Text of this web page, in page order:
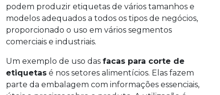
podem produzir etiquetas de vários tamanhos e
modelos adequados a todos os tipos de negócios,
proporcionado o uso em vários segmentos
comerciais e industriais.
Um exemplo de uso das facas para corte de
etiquetas é nos setores alimentícios. Elas fazem
parte da embalagem com informações essenciais,